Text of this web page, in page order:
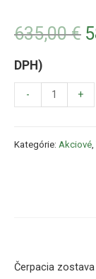
635,00€
DPH)
- +
Kategórie: Akciové,
Čerpacia